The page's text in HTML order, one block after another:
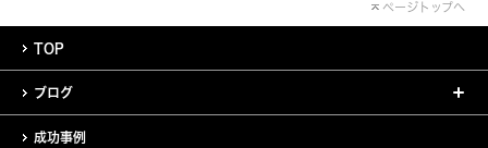
ページトップへ
TOP
ブログ
成功事例